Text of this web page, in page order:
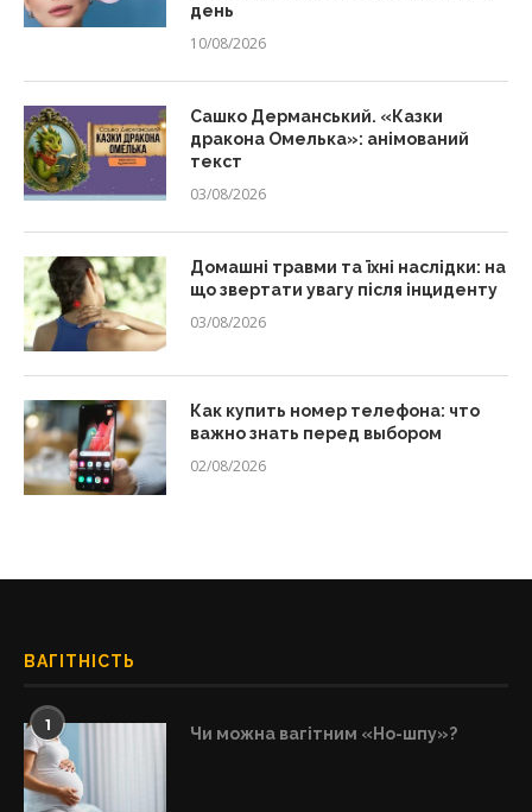
день
10/08/2026
Сашко Дерманський. «Казки
дракона Омелька»: анімований
текст
03/08/2026
Домашні травми та їхні наслідки: на
що звертати увагу після інциденту
03/08/2026
Как купить номер телефона: что
важно знать перед выбором
02/08/2026
ВАГІТНІСТЬ
1 Чи можна вагітним «Но-шпу»?